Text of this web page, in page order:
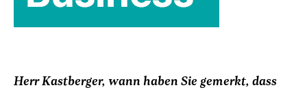
Herr Kastberger, wann haben Sie gemerkt, dass